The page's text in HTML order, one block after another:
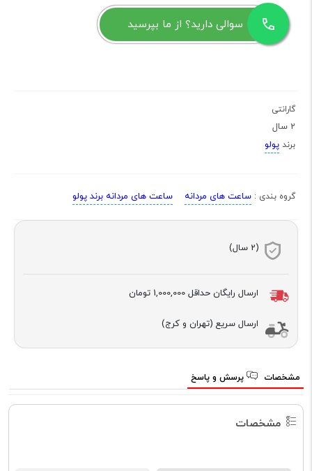
سوالی دارید؟ از ما بپرسید
گارانتی
2 سال
برند پولو
گروه بندی : ساعت های مردانه ساعت های مردانه برند پولو
(2 سال)
ارسال رایگان حداقل 1,000,000 تومان
ارسال سریع (تهران و کرج)
مشخصات پرسش و پاسخ
مشخصات